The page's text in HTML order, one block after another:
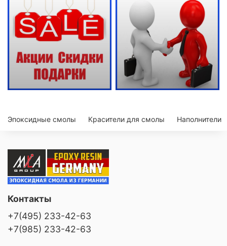
Эпоксидные смолы Красители для смолы Наполнители
Контакты
+7(495) 233-42-63
+7(985) 233-42-63